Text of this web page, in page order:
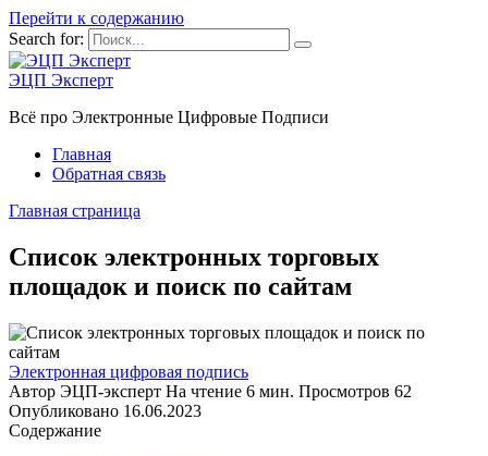
Перейти к содержанию
Search for:
ЭЦП Эксперт
Всё про Электронные Цифровые Подписи
Главная
Обратная связь
Главная страница
Список электронных торговых
площадок и поиск по сайтам
Электронная цифровая подпись
Автор ЭЦП-эксперт На чтение 6 мин. Просмотров 62
Опубликовано 16.06.2023
Содержание